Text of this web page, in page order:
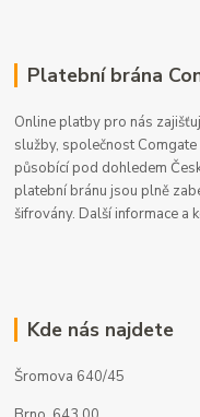
Platební brána
Online platby pro nás
služby, společnost
působící pod dohledem
platební bránu jsou plně
šifrovány. Další informace a
Kde nás najdete
Šromova 640/45